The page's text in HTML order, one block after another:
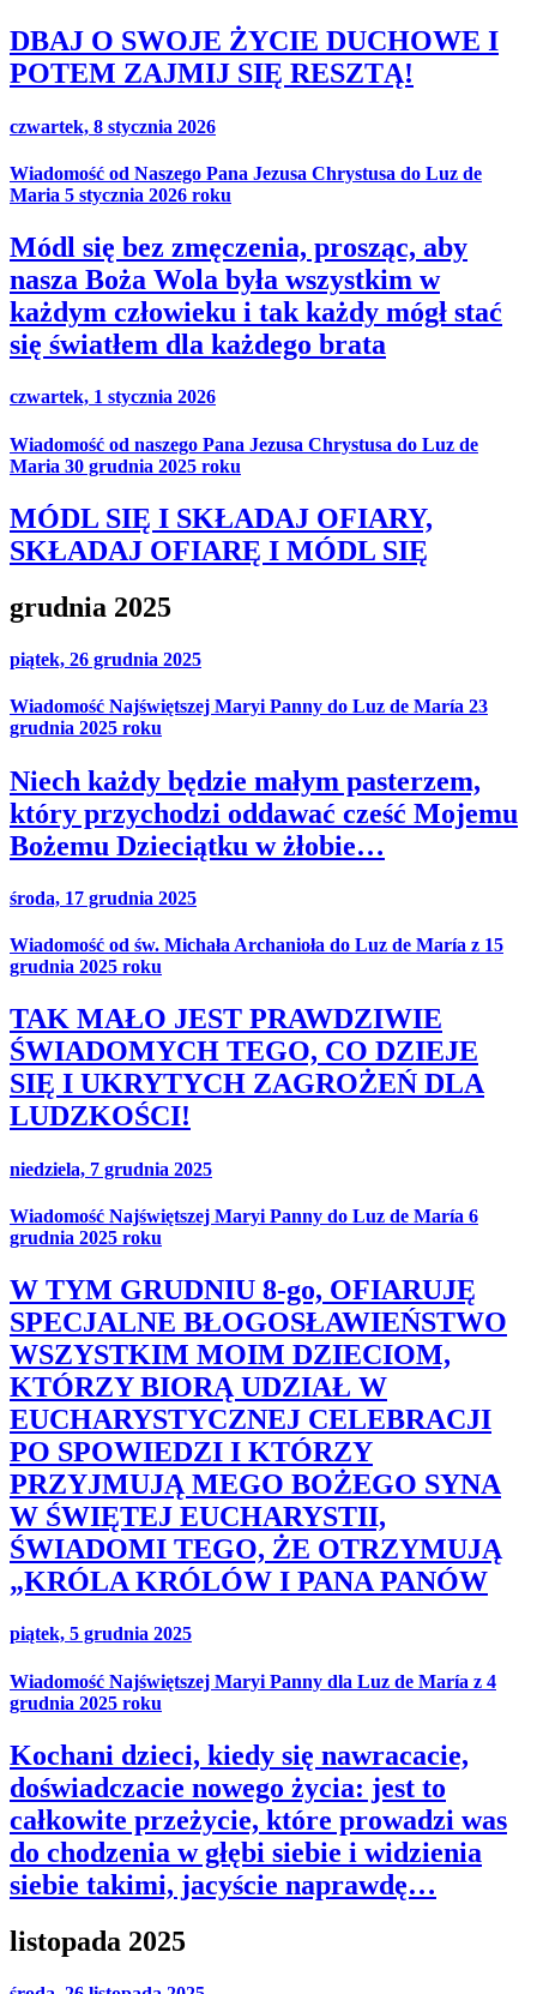
DBAJ O SWOJE ŻYCIE DUCHOWE I
POTEM ZAJMIJ SIĘ RESZTĄ!
czwartek, 8 stycznia 2026
Wiadomość od Naszego Pana Jezusa Chrystusa do Luz de
Maria 5 stycznia 2026 roku
Módl się bez zmęczenia, prosząc, aby
nasza Boża Wola była wszystkim w
każdym człowieku i tak każdy mógł stać
się światłem dla każdego brata
czwartek, 1 stycznia 2026
Wiadomość od naszego Pana Jezusa Chrystusa do Luz de
Maria 30 grudnia 2025 roku
MÓDL SIĘ I SKŁADAJ OFIARY,
SKŁADAJ OFIARĘ I MÓDL SIĘ
grudnia 2025
piątek, 26 grudnia 2025
Wiadomość Najświętszej Maryi Panny do Luz de María 23
grudnia 2025 roku
Niech każdy będzie małym pasterzem,
który przychodzi oddawać cześć Mojemu
Bożemu Dzieciątku w żłobie…
środa, 17 grudnia 2025
Wiadomość od św. Michała Archanioła do Luz de María z 15
grudnia 2025 roku
TAK MAŁO JEST PRAWDZIWIE
ŚWIADOMYCH TEGO, CO DZIEJE
SIĘ I UKRYTYCH ZAGROŻEŃ DLA
LUDZKOŚCI!
niedziela, 7 grudnia 2025
Wiadomość Najświętszej Maryi Panny do Luz de María 6
grudnia 2025 roku
W TYM GRUDNIU 8-go, OFIARUJĘ
SPECJALNE BŁOGOSŁAWIEŃSTWO
WSZYSTKIM MOIM DZIECIOM,
KTÓRZY BIORĄ UDZIAŁ W
EUCHARYSTYCZNEJ CELEBRACJI
PO SPOWIEDZI I KTÓRZY
PRZYJMUJĄ MEGO BOŻEGO SYNA
W ŚWIĘTEJ EUCHARYSTII,
ŚWIADOMI TEGO, ŻE OTRZYMUJĄ
„KRÓLA KRÓLÓW I PANA PANÓW
piątek, 5 grudnia 2025
Wiadomość Najświętszej Maryi Panny dla Luz de María z 4
grudnia 2025 roku
Kochani dzieci, kiedy się nawracacie,
doświadczacie nowego życia: jest to
całkowite przeżycie, które prowadzi was
do chodzenia w głębi siebie i widzienia
siebie takimi, jacyście naprawdę…
listopada 2025